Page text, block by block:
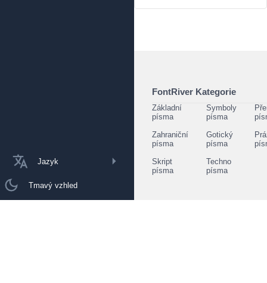
Jazyk
Tmavý vzhled
FontRiver Kategorie
Základní
písma
Symboly
písma
Zahraniční
písma
Gotický
písma
Skript
písma
Techno
písma